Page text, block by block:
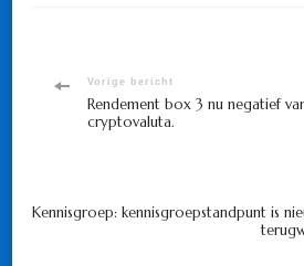
Bericht
navigatie
Vorige bericht
Rendement box 3 nu negatief
cryptovaluta.
Kennisgroep: kennisgroepstandpunt is